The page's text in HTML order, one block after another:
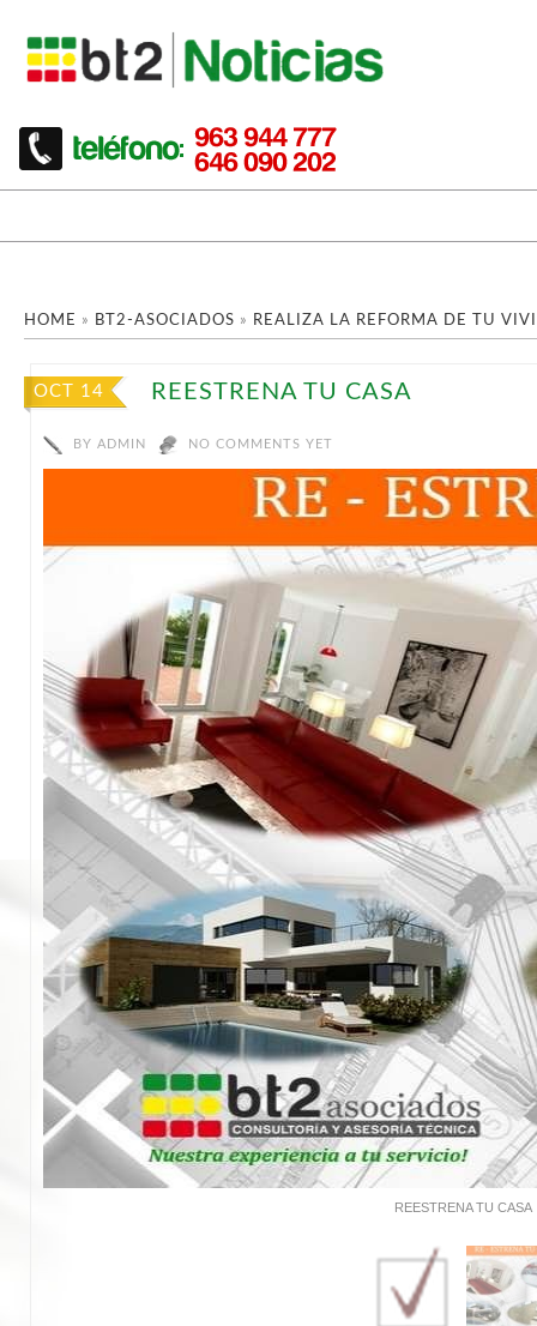
HOME » BT2-ASOCIADOS » REALIZA LA REFORMA DE TU
OCT 14 REESTRENA TU CASA
BY ADMIN NO COMMENTS YET
REESTRENA TU CASA